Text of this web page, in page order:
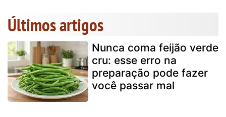
Últimos artigos
Nunca coma feijão verde
cru: esse erro na
preparação pode fazer
você passar mal